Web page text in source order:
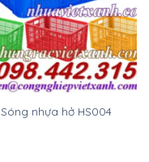
Sóng nhựa hở HS004